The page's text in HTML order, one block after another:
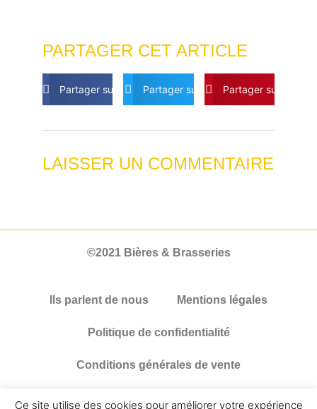
PARTAGER CET ARTICLE
Partager sur FacebookPartager sur TwitterPartager sur
LAISSER UN COMMENTAIRE
©2021 Bières & Brasseries
Ils parlent de nous Mentions légales
Politique de confidentialité
Conditions générales de vente
Ce site utilise des cookies pour améliorer votre expérience